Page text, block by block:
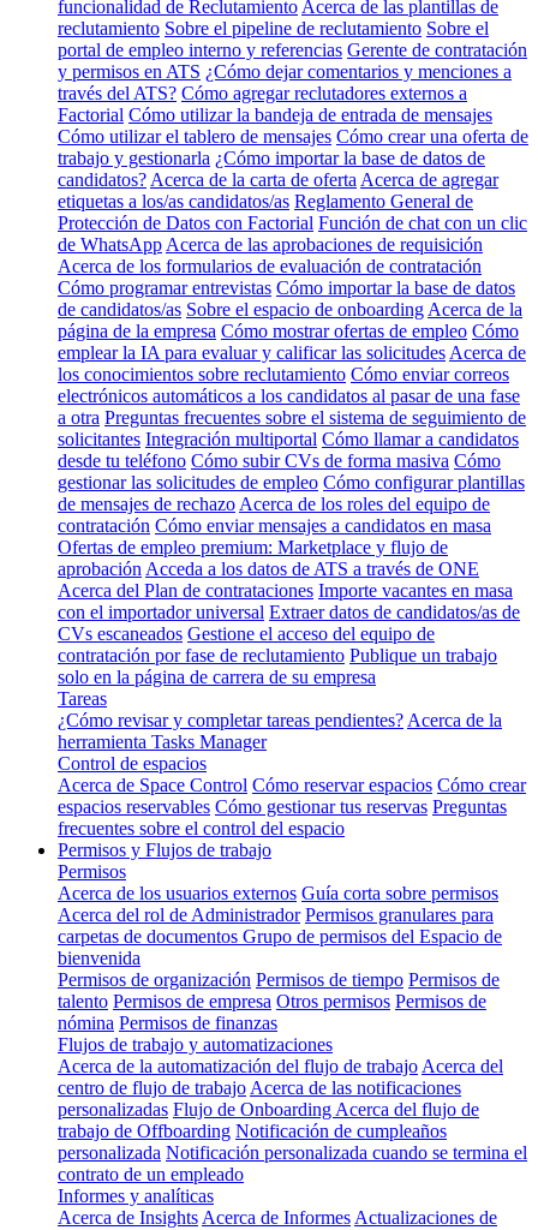
funcionalidad de Reclutamiento Acerca de las plantillas de
reclutamiento Sobre el pipeline de reclutamiento Sobre el
portal de empleo interno y referencias Gerente de contratación
y permisos en ATS ¿Cómo dejar comentarios y menciones a
través del ATS? Cómo agregar reclutadores externos a
Factorial Cómo utilizar la bandeja de entrada de mensajes
Cómo utilizar el tablero de mensajes Cómo crear una oferta de
trabajo y gestionarla ¿Cómo importar la base de datos de
candidatos? Acerca de la carta de oferta Acerca de agregar
etiquetas a los/as candidatos/as Reglamento General de
Protección de Datos con Factorial Función de chat con un clic
de WhatsApp Acerca de las aprobaciones de requisición
Acerca de los formularios de evaluación de contratación
Cómo programar entrevistas Cómo importar la base de datos
de candidatos/as Sobre el espacio de onboarding Acerca de la
página de la empresa Cómo mostrar ofertas de empleo Cómo
emplear la IA para evaluar y calificar las solicitudes Acerca de
los conocimientos sobre reclutamiento Cómo enviar correos
electrónicos automáticos a los candidatos al pasar de una fase
a otra Preguntas frecuentes sobre el sistema de seguimiento de
solicitantes Integración multiportal Cómo llamar a candidatos
desde tu teléfono Cómo subir CVs de forma masiva Cómo
gestionar las solicitudes de empleo Cómo configurar plantillas
de mensajes de rechazo Acerca de los roles del equipo de
contratación Cómo enviar mensajes a candidatos en masa
Ofertas de empleo premium: Marketplace y flujo de
aprobación Acceda a los datos de ATS a través de ONE
Acerca del Plan de contrataciones Importe vacantes en masa
con el importador universal Extraer datos de candidatos/as de
CVs escaneados Gestione el acceso del equipo de
contratación por fase de reclutamiento Publique un trabajo
solo en la página de carrera de su empresa
Tareas
¿Cómo revisar y completar tareas pendientes? Acerca de la
herramienta Tasks Manager
Control de espacios
Acerca de Space Control Cómo reservar espacios Cómo crear
espacios reservables Cómo gestionar tus reservas Preguntas
frecuentes sobre el control del espacio
Permisos y Flujos de trabajo
Permisos
Acerca de los usuarios externos Guía corta sobre permisos
Acerca del rol de Administrador Permisos granulares para
carpetas de documentos Grupo de permisos del Espacio de
bienvenida
Permisos de organización Permisos de tiempo Permisos de
talento Permisos de empresa Otros permisos Permisos de
nómina Permisos de finanzas
Flujos de trabajo y automatizaciones
Acerca de la automatización del flujo de trabajo Acerca del
centro de flujo de trabajo Acerca de las notificaciones
personalizadas Flujo de Onboarding Acerca del flujo de
trabajo de Offboarding Notificación de cumpleaños
personalizada Notificación personalizada cuando se termina el
contrato de un empleado
Informes y analíticas
Acerca de Insights Acerca de Informes Actualizaciones de